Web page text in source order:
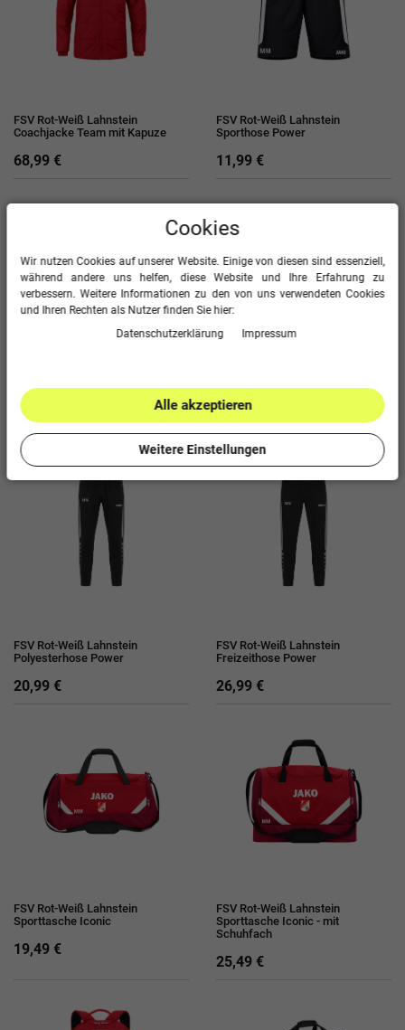
FSV Rot-Weiß Lahnstein
Coachjacke Team mit Kapuze
68,99 €
FSV Rot-Weiß Lahnstein
Sporthose Power
11,99 €
Power
14,99 € 23,99 €
FSV Rot-Weiß Lahnstein
Polyesterhose Power
20,99 €
FSV Rot-Weiß Lahnstein
Freizeithose Power
26,99 €
FSV Rot-Weiß Lahnstein
Sporttasche Iconic
19,49 €
FSV Rot-Weiß Lahnstein
Sporttasche Iconic - mit
Schuhfach
25,49 €
Cookies
Wir nutzen Cookies auf unserer Website. Einige von diesen sind essenziell,
während andere uns helfen, diese Website und Ihre Erfahrung zu
verbessern. Weitere Informationen zu den von uns verwendeten Cookies
und Ihren Rechten als Nutzer finden Sie hier:
Daten­schutz­erklärung
Impressum
Alle akzeptieren
Weitere Einstellungen